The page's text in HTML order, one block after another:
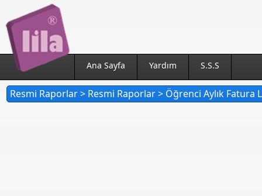
Ana Sayfa Yardım S.S.S
Resmi Raporlar > Resmi Raporlar > Öğrenci Aylık Fatura